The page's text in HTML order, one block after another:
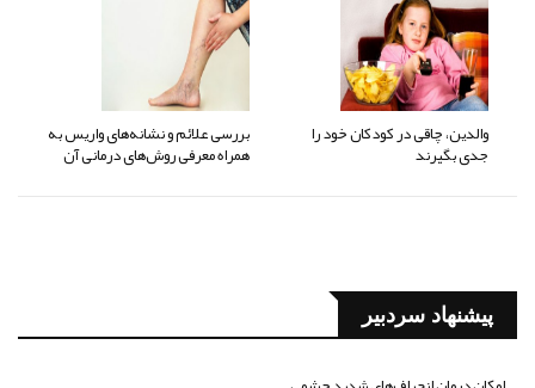
والدین، چاقی در کودکان خود را
جدی بگیرند
بررسی علائم و نشانه‌های واریس به
همراه معرفی روش‌های درمانی آن
پیشنهاد سردبیر